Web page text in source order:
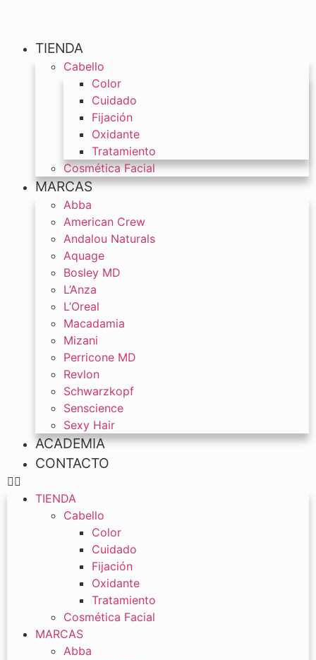
TIENDA
Cabello
Color
Cuidado
Fijación
Oxidante
Tratamiento
Cosmética Facial
MARCAS
Abba
American Crew
Andalou Naturals
Aquage
Bosley MD
L’Anza
L’Oreal
Macadamia
Mizani
Perricone MD
Revlon
Schwarzkopf
Senscience
Sexy Hair
ACADEMIA
CONTACTO
TIENDA
Cabello
Color
Cuidado
Fijación
Oxidante
Tratamiento
Cosmética Facial
MARCAS
Abba